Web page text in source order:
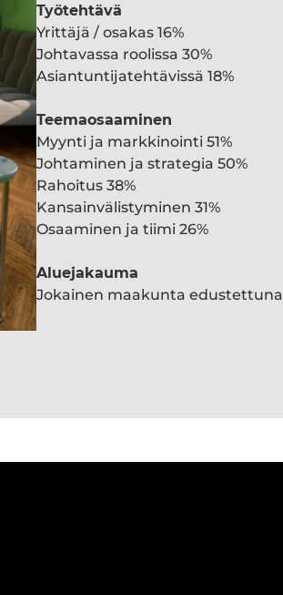
Työtehtävä
Yrittäjä / osakas 16%
Johtavassa roolissa 30%
Asiantuntijatehtävissä 18%
Teemaosaaminen
Myynti ja markkinointi 51%
Johtaminen ja strategia 50%
Rahoitus 38%
Kansainvälistyminen 31%
Osaaminen ja tiimi 26%
Aluejakauma
Jokainen maakunta edustettuna